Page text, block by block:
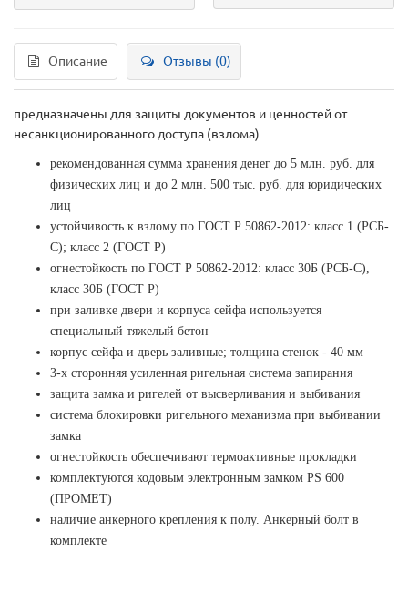
Описание Отзывы (0)
предназначены для защиты документов и ценностей от
несанкционированного доступа (взлома)
рекомендованная сумма хранения денег до 5 млн. руб. для
физических лиц и до 2 млн. 500 тыс. руб. для юридических
лиц
устойчивость к взлому по ГОСТ Р 50862-2012: класс 1 (РСБ-
С); класс 2 (ГОСТ Р)
огнестойкость по ГОСТ Р 50862-2012: класс 30Б (РСБ-С),
класс 30Б (ГОСТ Р)
при заливке двери и корпуса сейфа используется
специальный тяжелый бетон
корпус сейфа и дверь заливные; толщина стенок - 40 мм
3-х сторонняя усиленная ригельная система запирания
защита замка и ригелей от высверливания и выбивания
система блокировки ригельного механизма при выбивании
замка
огнестойкость обеспечивают термоактивные прокладки
комплектуются кодовым электронным замком PS 600
(ПРОМЕТ)
наличие анкерного крепления к полу. Анкерный болт в
комплекте